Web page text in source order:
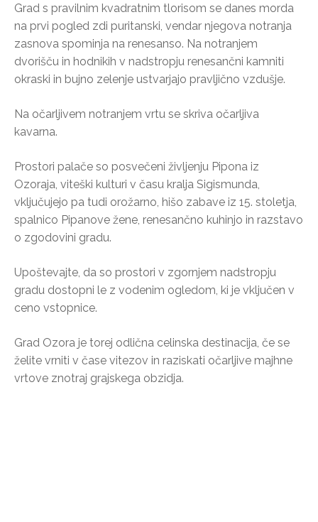
Grad s pravilnim kvadratnim tlorisom se danes morda
na prvi pogled zdi puritanski, vendar njegova notranja
zasnova spominja na renesanso. Na notranjem
dvorišču in hodnikih v nadstropju renesančni kamniti
okraski in bujno zelenje ustvarjajo pravljično vzdušje.
Na očarljivem notranjem vrtu se skriva očarljiva
kavarna.
Prostori palače so posvečeni življenju Pipona iz
Ozoraja, viteški kulturi v času kralja Sigismunda,
vključujejo pa tudi orožarno, hišo zabave iz 15. stoletja,
spalnico Pipanove žene, renesančno kuhinjo in razstavo
o zgodovini gradu.
Upoštevajte, da so prostori v zgornjem nadstropju
gradu dostopni le z vodenim ogledom, ki je vključen v
ceno vstopnice.
Grad Ozora je torej odlična celinska destinacija, če se
želite vrniti v čase vitezov in raziskati očarljive majhne
vrtove znotraj grajskega obzidja.